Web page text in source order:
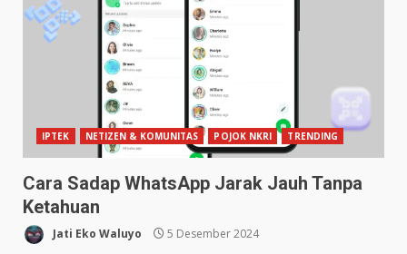
IPTEK NETIZEN & KOMUNITAS POJOK NKRI TRENDING
Cara Sadap WhatsApp Jarak Jauh Tanpa
Ketahuan
Jati Eko Waluyo 5 Desember 2024